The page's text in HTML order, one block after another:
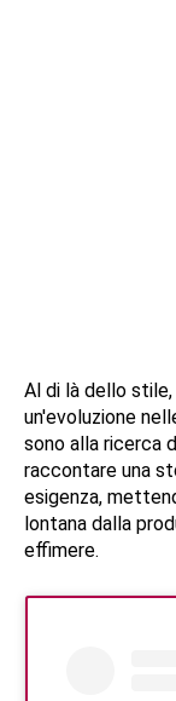
Al di là dello
un'evoluzione
sono alla ricerca
raccontare una
esigenza,
lontana dalla
effimere.